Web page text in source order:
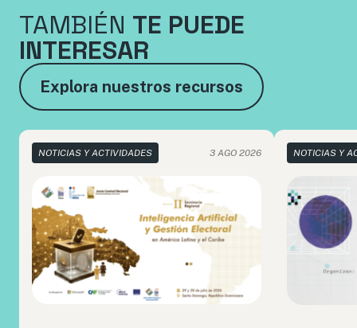
TAMBIÉN TE PUEDE
INTERESAR
Explora nuestros recursos
NOTICIAS Y ACTIVIDADES 3 AGO 2026 NOTICIAS Y